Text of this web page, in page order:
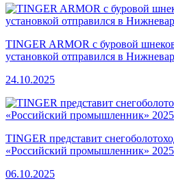
TINGER ARMOR с буровой
установкой отправился в
24.10.2025
TINGER представит
«Российский промышленник» 2025
06.10.2025